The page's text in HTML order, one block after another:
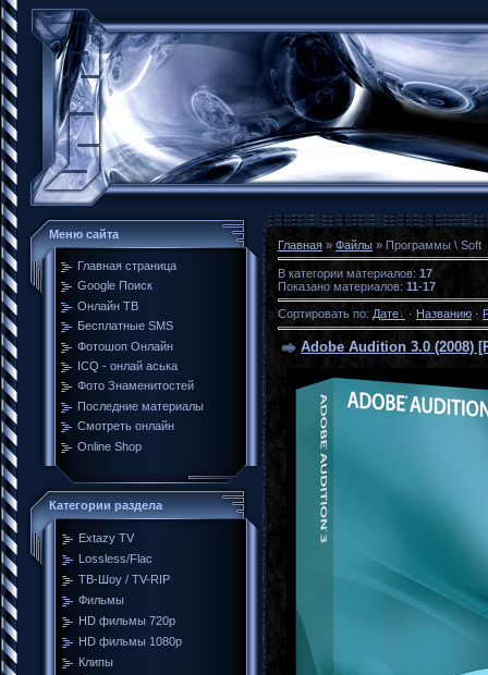
Меню сайта
Главная страница
Google Поиск
Онлайн ТВ
Бесплатные SMS
Фотошоп Онлайн
ICQ - онлай аська
Фото Знаменитостей
Последние материалы
Смотреть онлайн
Online Shop
Категории раздела
Extazy TV
Lossless/Flac
ТВ-Шоу / TV-RIP
Фильмы
HD фильмы 720p
HD фильмы 1080p
Клипы
Главная » Файлы » Программы \ Soft
В категории материалов: 17
Показано материалов: 11-17
Сортировать по: Дате · Названию ·
Adobe Audition 3.0 (2008)